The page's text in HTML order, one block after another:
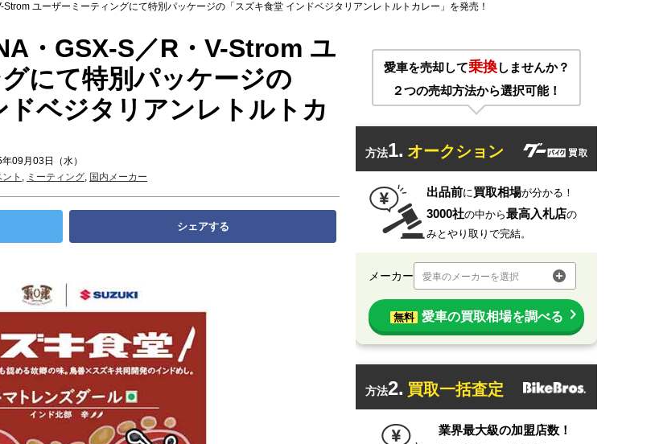
Strom ユーザーミーティングにて特別パッケージの「スズキ食堂 インドベジタリアンレトルトカレー」を発売！
・GSX-S／R・V-Strom ユ
にて特別パッケージの
ドベジタリアンレトルトカ
09月03日（水）
ト , ミーティング, 国内メーカー
シェアする
愛車を売却して乗換しませんか？
２つの売却方法から選択可能！
方法1. オークション
出品前に買取相場が分かる！
3000社の中から最高入札店の
みとやり取りで完結。
メーカー 愛車のメーカーを選択
無料 愛車の買取相場を調べる
方法2. 買取一括査定
業界最大級の加盟店数！